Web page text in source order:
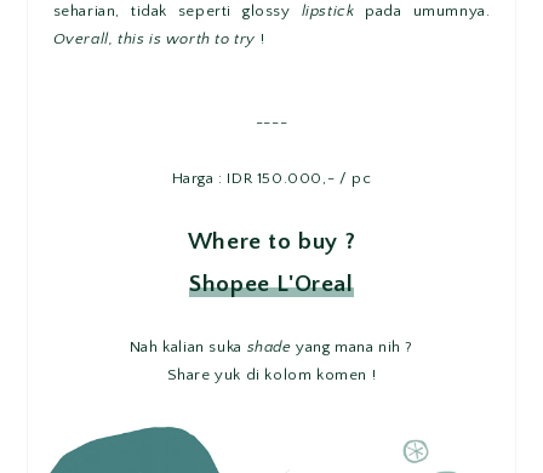
seharian, tidak seperti glossy lipstick pada umumnya.
Overall, this is worth to try !
----
Harga : IDR 150.000,- / pc
Where to buy ?
Shopee L'Oreal
Nah kalian suka shade yang mana nih ?
Share yuk di kolom komen !